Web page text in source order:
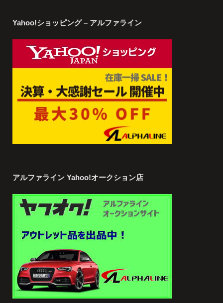
Yahoo!ショッピング – アルファライン
アルファライン Yahoo!オークション店